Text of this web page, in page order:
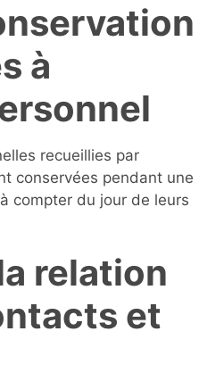
à
recueillies par
conservées pendant une
compter du jour de leurs
relation
et